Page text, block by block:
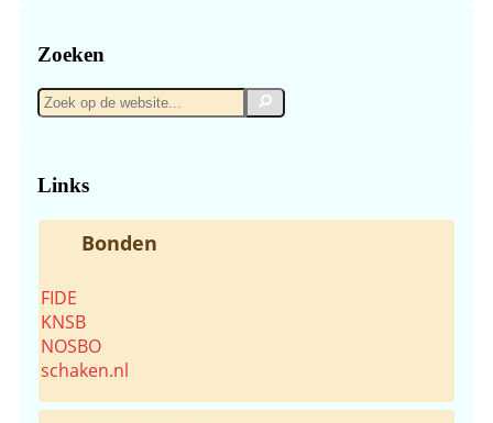
Zoeken
Zoek
op
Zoek
Links
Bonden
FIDE
KNSB
NOSBO
schaken.nl